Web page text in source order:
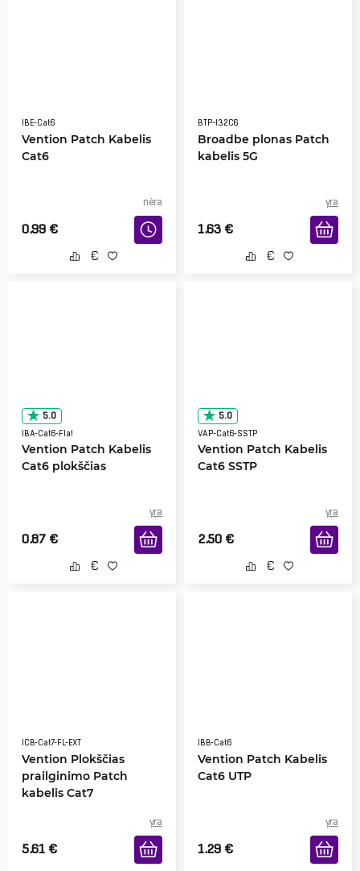
IBE-Cat6
Vention Patch Kabelis
Cat6
nėra
0.99 €
BTP-I32C6
Broadbe plonas Patch
kabelis 5G
yra
1.63 €
5.0
IBA-Cat6-Flat
Vention Patch Kabelis
Cat6 plokščias
yra
0.87 €
5.0
VAP-Cat6-SSTP
Vention Patch Kabelis
Cat6 SSTP
yra
2.50 €
ICB-Cat7-FL-EXT
Vention Plokščias
prailginimo Patch
kabelis Cat7
yra
5.61 €
IBB-Cat6
Vention Patch Kabelis
Cat6 UTP
yra
1.29 €